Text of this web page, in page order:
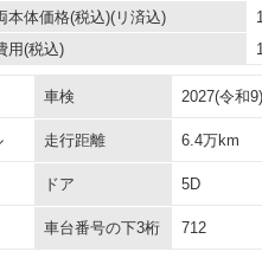
本体価格(税込)(リ済込)
用(税込)
車検 2027(令和
走行距離 6.4万km
ドア 5D
車台番号の下3桁 712